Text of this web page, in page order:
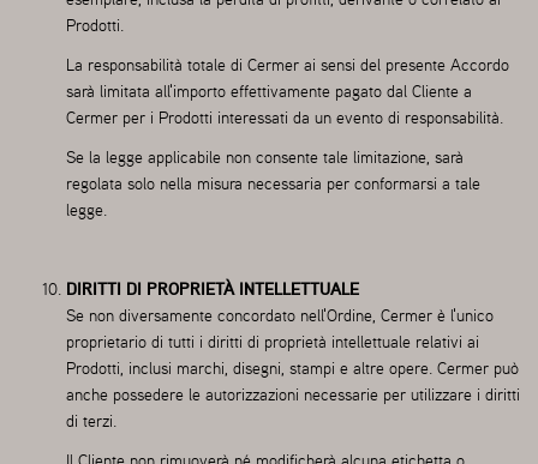
Prodotti.
La responsabilità totale di Cermer ai sensi del presente Accordo
sarà limitata all'importo effettivamente pagato dal Cliente a
Cermer per i Prodotti interessati da un evento di responsabilità.
Se la legge applicabile non consente tale limitazione, sarà
regolata solo nella misura necessaria per conformarsi a tale
legge.
DIRITTI DI PROPRIETÀ INTELLETTUALE
Se non diversamente concordato nell'Ordine, Cermer è l'unico
proprietario di tutti i diritti di proprietà intellettuale relativi ai
Prodotti, inclusi marchi, disegni, stampi e altre opere. Cermer può
anche possedere le autorizzazioni necessarie per utilizzare i diritti
di terzi.